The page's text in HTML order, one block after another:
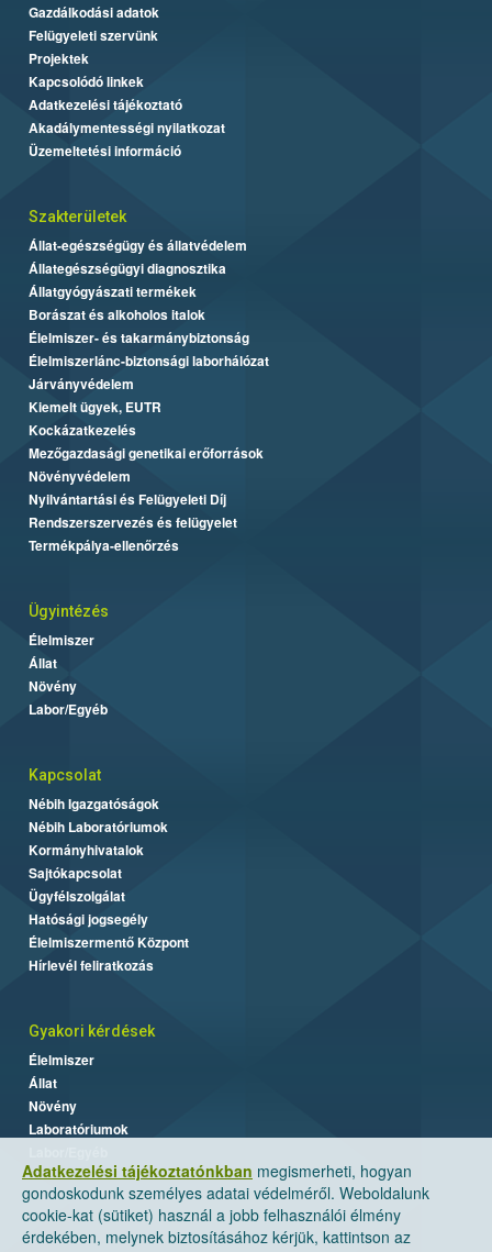
Adatkezelési tájékoztatónkban megismerheti, hogyan
gondoskodunk személyes adatai védelméről. Weboldalunk
cookie-kat (sütiket) használ a jobb felhasználói élmény
érdekében, melynek biztosításához kérjük, kattintson az
Gazdálkodási adatok
Felügyeleti szervünk
Projektek
Kapcsolódó linkek
Adatkezelési tájékoztató
Akadálymentességi nyilatkozat
Üzemeltetési információ
Szakterületek
Állat-egészségügy és állatvédelem
Állategészségügyi diagnosztika
Állatgyógyászati termékek
Borászat és alkoholos italok
Élelmiszer- és takarmánybiztonság
Élelmiszerlánc-biztonsági laborhálózat
Járványvédelem
Kiemelt ügyek, EUTR
Kockázatkezelés
Mezőgazdasági genetikai erőforrások
Növényvédelem
Nyilvántartási és Felügyeleti Díj
Rendszerszervezés és felügyelet
Termékpálya-ellenőrzés
Ügyintézés
Élelmiszer
Állat
Növény
Labor/Egyéb
Kapcsolat
Nébih Igazgatóságok
Nébih Laboratóriumok
Kormányhivatalok
Sajtókapcsolat
Ügyfélszolgálat
Hatósági jogsegély
Élelmiszermentő Központ
Hírlevél feliratkozás
Gyakori kérdések
Élelmiszer
Állat
Növény
Laboratóriumok